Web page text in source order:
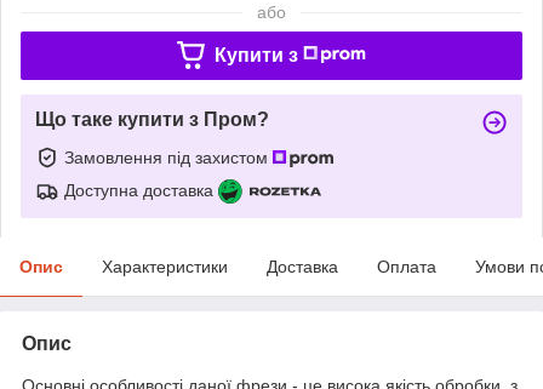
або
Купити з
Що таке купити з Пром?
Замовлення під захистом
Доступна доставка
Опис Характеристики Доставка Оплата Умови
Опис
Основні особливості даної фрези - це висока якість обробки, з